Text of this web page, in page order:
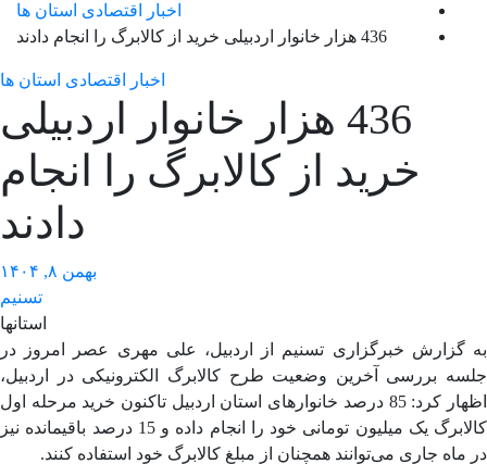
اخبار اقتصادی استان ها
436 هزار خانوار اردبیلی خرید از کالابرگ را انجام دادند
اخبار اقتصادی استان ها
436 هزار خانوار اردبیلی
خرید از کالابرگ را انجام
دادند
بهمن ۸, ۱۴۰۴
تسنیم
استانها
گزارش خبرگزاری تسنیم از اردبیل، علی مهری عصر امروز در
بررسی آخرین وضعیت طرح کالابرگ الکترونیکی در اردبیل،
اظهار کرد: 85 درصد خانوارهای استان اردبیل تاکنون خرید مرحله اول
کالابرگ یک میلیون تومانی خود را انجام داده و 15 درصد باقیمانده نیز
ماه جاری می‌توانند همچنان از مبلغ کالابرگ خود استفاده کنند.